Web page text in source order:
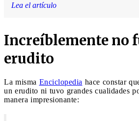
Lea el artículo
Increíblemente no
erudito
La misma Enciclopedia hace constar
un erudito ni tuvo grandes cualidades
manera impresionante: